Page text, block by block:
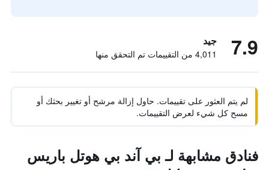
7.9 جيد
4,011 من التقييمات تم التحقق منها
لم يتم العثور على تقييمات. حاول إزالة مرشح أو تغيير بحثك أو
مسح كل شيء لعرض التقييمات.
فنادق مشابهة لـ بي آند بي هوتل باريس